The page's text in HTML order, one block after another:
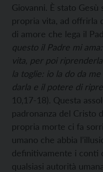
Giovanni. È stato
propria vita, ad offrirla
di amore che lega il
questo il Padre mi
vita, per poi
la toglie: io la do da
darla e il potere di
10,17-18). Questa
padronanza del Cristo
propria morte ci fa
umano che abbia
definitivamente i conti
qualsiasi autorità